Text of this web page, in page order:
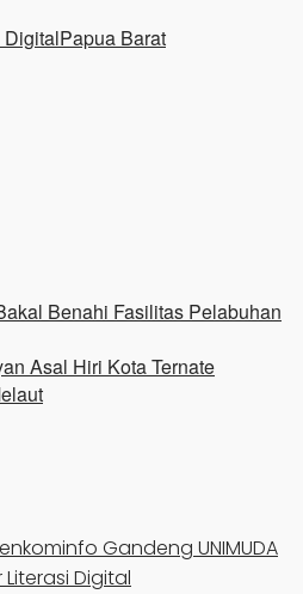
DigitalPapua Barat
Benahi Fasilitas Pelabuhan
Asal Hiri Kota Ternate
Gandeng UNIMUDA
Digital